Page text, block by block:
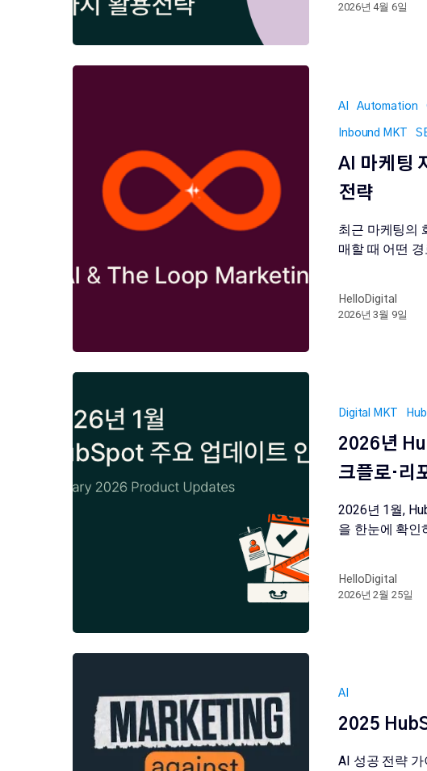
2026년 4월 6일
AI Automation
Inbound MKT
AI 마케팅
전략
최근 마케팅의
매할 때 어떤
HelloDigital
2026년 3월 9일
Digital MKT
2026년
크플로·리
2026년 1월,
을 한눈에 확인
HelloDigital
2026년 2월 25일
AI
2025
AI 성공 전략 가